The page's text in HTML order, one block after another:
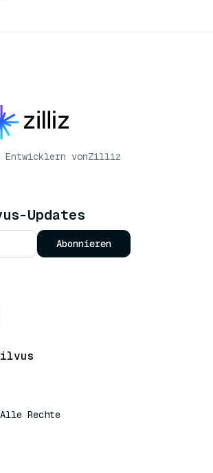
Entwicklern vonZilliz
Updates
Abonnieren
Rechte